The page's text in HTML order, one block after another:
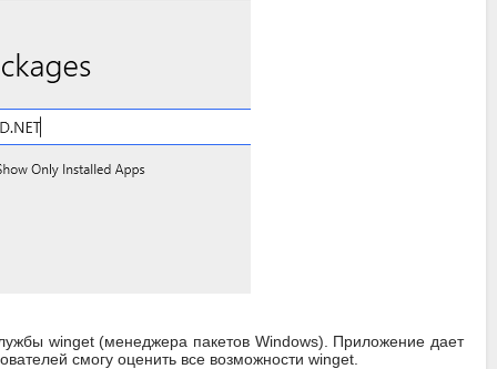
winget (менеджера пакетов Windows). Приложение дает
смогу оценить все возможности winget.